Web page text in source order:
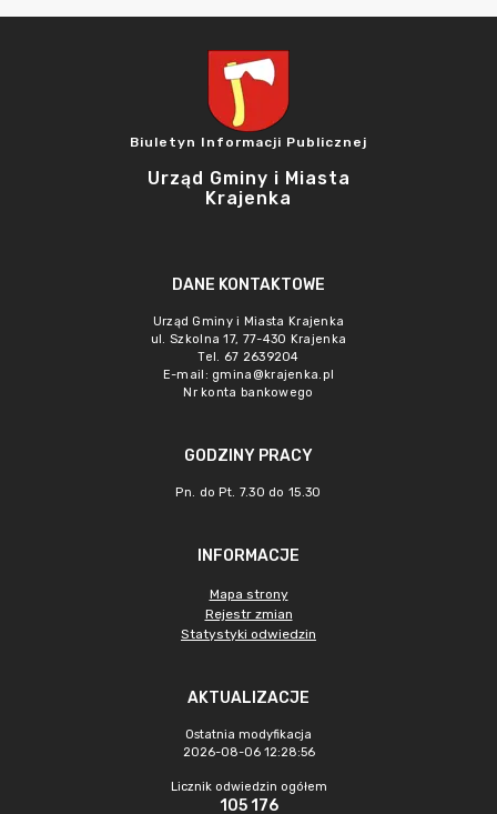
Biuletyn Informacji Publicznej
Urząd Gminy i Miasta
Krajenka
DANE KONTAKTOWE
Urząd Gminy i Miasta Krajenka
ul. Szkolna 17, 77-430 Krajenka
Tel. 67 2639204
E-mail: gmina@krajenka.pl
Nr konta bankowego
GODZINY PRACY
Pn. do Pt. 7.30 do 15.30
INFORMACJE
Mapa strony
Rejestr zmian
Statystyki odwiedzin
AKTUALIZACJE
Ostatnia modyfikacja
2026-08-06 12:28:56
Licznik odwiedzin ogółem
105 176